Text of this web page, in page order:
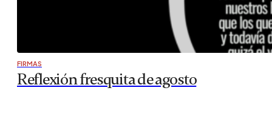
FIRMAS
Reflexión fresquita de agosto